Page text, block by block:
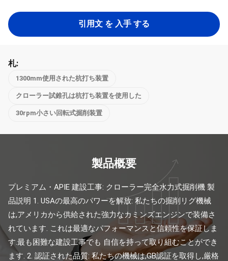
引用文 を 入手 する
札:
1300mm使用された杭打ち装置
クローラー試錐孔は杭打ち装置を使用した
30rpm小さい回転式掘削装置
製品概要
プレミアム・APIE 建設工事: クローラー完全水力式掘削機 製
品説明 1. USAの最高のパワーを解放: 私たちの掘削リグ機械
は,アメリカから供給された強力なカミンズエンジンで装備さ
れています. これは最適なパフォーマンスと信頼性を保証しま
す.最も困難な建設工事でも 自信を持って取り組むことができ
ます. 2. 認証された品質: 私たちの機械は,GB認証を取得し,厳格